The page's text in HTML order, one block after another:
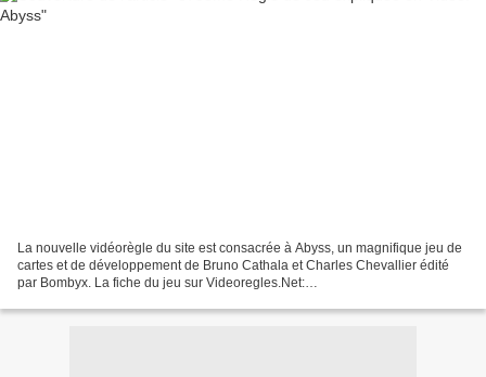
La nouvelle vidéorègle du site est consacrée à Abyss, un magnifique jeu de
cartes et de développement de Bruno Cathala et Charles Chevallier édité
par Bombyx. La fiche du jeu sur Videoregles.Net: